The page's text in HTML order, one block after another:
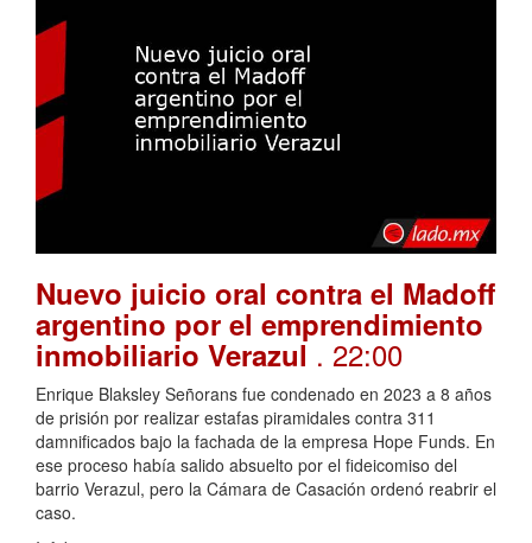
Nuevo juicio oral contra el Madoff
argentino por el emprendimiento
inmobiliario Verazul . 22:00
Enrique Blaksley Señorans fue condenado en 2023 a 8 años
de prisión por realizar estafas piramidales contra 311
damnificados bajo la fachada de la empresa Hope Funds. En
ese proceso había salido absuelto por el fideicomiso del
barrio Verazul, pero la Cámara de Casación ordenó reabrir el
caso.